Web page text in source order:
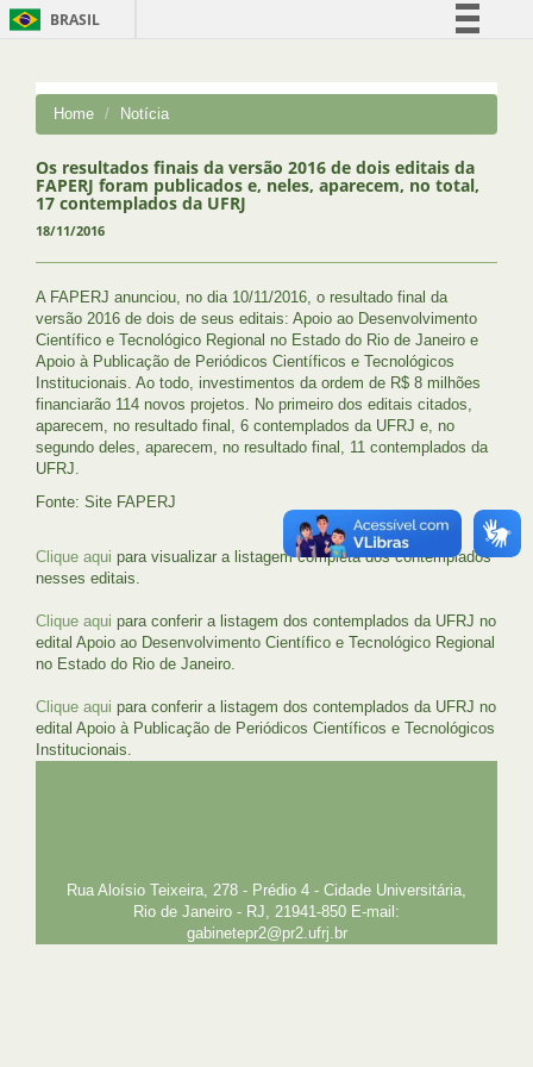
BRASIL
Comunica BR
Acesso à informação
Home Notícia
Os resultados finais da versão 2016 de dois editais da
FAPERJ foram publicados e, neles, aparecem, no total,
17 contemplados da UFRJ
18/11/2016
A FAPERJ anunciou, no dia 10/11/2016, o resultado final da
versão 2016 de dois de seus editais: Apoio ao Desenvolvimento
Científico e Tecnológico Regional no Estado do Rio de Janeiro e
Apoio à Publicação de Periódicos Científicos e Tecnológicos
Institucionais. Ao todo, investimentos da ordem de R$ 8 milhões
financiarão 114 novos projetos. No primeiro dos editais citados,
aparecem, no resultado final, 6 contemplados da UFRJ e, no
segundo deles, aparecem, no resultado final, 11 contemplados da
UFRJ.
Fonte: Site FAPERJ
Clique aqui para visualizar a listagem completa dos contemplados
nesses editais.
Clique aqui para conferir a listagem dos contemplados da UFRJ no
edital Apoio ao Desenvolvimento Científico e Tecnológico Regional
no Estado do Rio de Janeiro.
Clique aqui para conferir a listagem dos contemplados da UFRJ no
edital Apoio à Publicação de Periódicos Científicos e Tecnológicos
Institucionais.
Rua Aloísio Teixeira, 278 - Prédio 4 - Cidade Universitária,
Rio de Janeiro - RJ, 21941-850 E-mail:
gabinetepr2@pr2.ufrj.br